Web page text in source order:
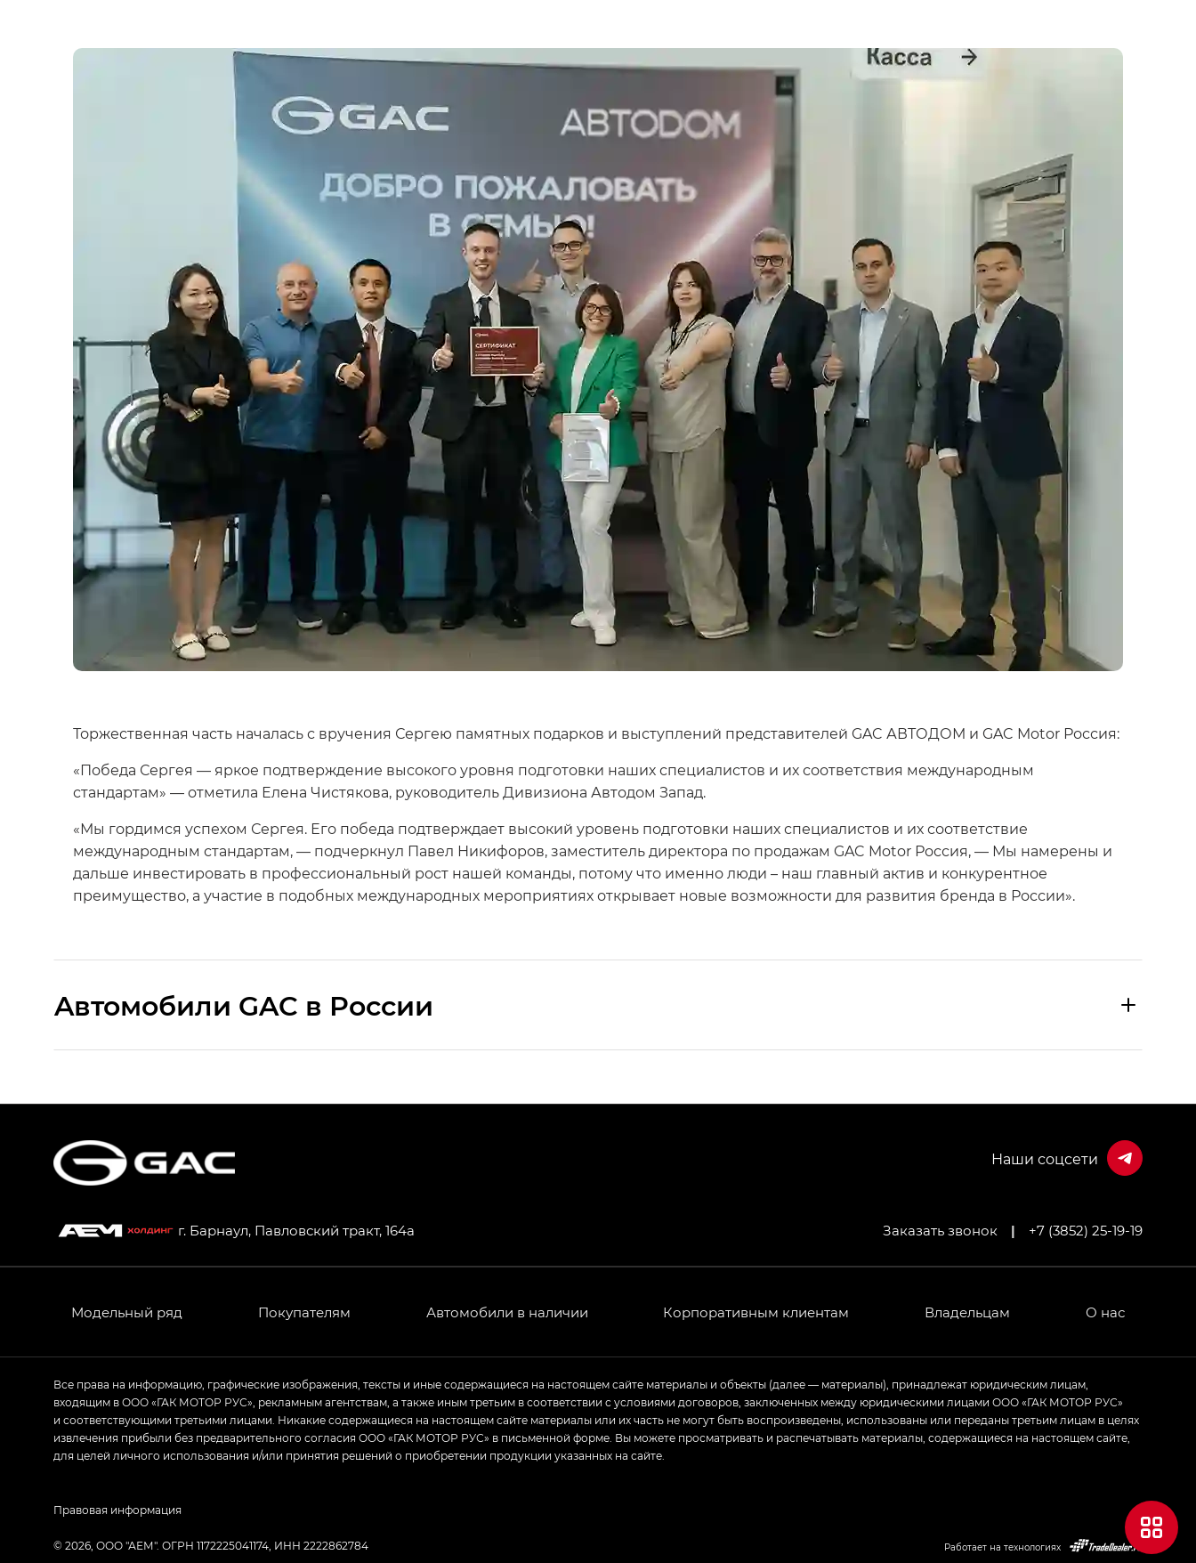
Торжественная часть началась с вручения Сергею памятных подарков и выступлений представителей GAC АВТОДОМ и GAC Motor Россия:
«Победа Сергея — яркое подтверждение высокого уровня подготовки наших специалистов и их соответствия международным
стандартам» — отметила Елена Чистякова, руководитель Дивизиона Автодом Запад.
«Мы гордимся успехом Сергея. Его победа подтверждает высокий уровень подготовки наших специалистов и их соответствие
международным стандартам, — подчеркнул Павел Никифоров, заместитель директора по продажам GAC Motor Россия, — Мы намерены и
дальше инвестировать в профессиональный рост нашей команды, потому что именно люди – наш главный актив и конкурентное
преимущество, а участие в подобных международных мероприятиях открывает новые возможности для развития бренда в России».
Aвтомобили GAC в России
HYPTEC HT — Хайптек Эйч Ти (HYPTEC HT) в комплектации Экс ПРЕМИУМ — EX PREMIUM
GL
GS4 — Джи Эс 4 (GS4) в комплектациях Джи Би Передний привод — GB 2WD, Джи Би Полный привод — GB AWD, Джи Эль Полный привод —
Empow — Эмпау (Empow) в комплектации Джи Эс — GS, Джи Эль с элементы экстерьера в спортивном стиле — GL (S-Style)
г. Барнаул, Павловский тракт, 164а Заказать звонок | +7 (3852) 25-19-19
Модельный ряд Покупателям Автомобили в наличии Корпоративным клиентам Владельцам О нас
Все права на информацию, графические изображения, тексты и иные содержащиеся на настоящем сайте материалы и объекты (далее — материалы), принадлежат юридическим лицам,
входящим в ООО «ГАК МОТОР РУС», рекламным агентствам, а также иным третьим в соответствии с условиями договоров, заключенных между юридическими лицами ООО «ГАК МОТОР РУС»
и соответствующими третьими лицами. Никакие содержащиеся на настоящем сайте материалы или их часть не могут быть воспроизведены, использованы или переданы третьим лицам в целях
извлечения прибыли без предварительного согласия ООО «ГАК МОТОР РУС» в письменной форме. Вы можете просматривать и распечатывать материалы, содержащиеся на настоящем сайте,
для целей личного использования и/или принятия решений о приобретении продукции указанных на сайте.
© 2026, ООО "АЕМ". ОГРН 1172225041174, ИНН 2222862784
Правовая информация
Работает на технологиях